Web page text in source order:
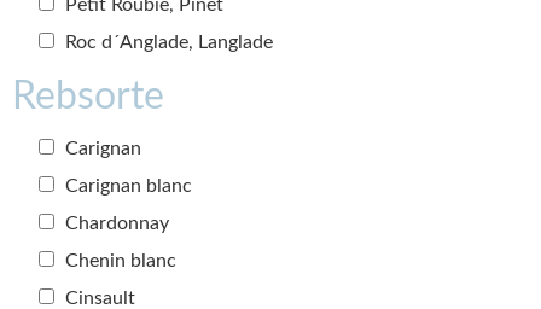
Petit Roubie, Pinet
Roc d´Anglade, Langlade
Rebsorte
Carignan
Carignan blanc
Chardonnay
Chenin blanc
Cinsault